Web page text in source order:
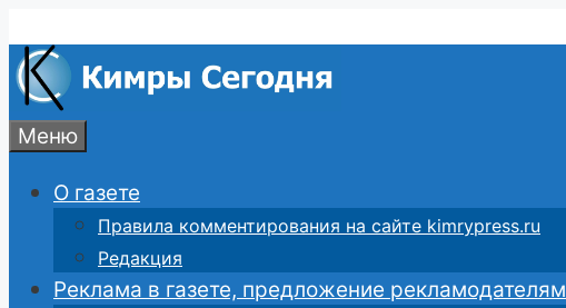
к
содержимому
Меню
О газете
Правила комментирования на сайте kimrypress.ru
Редакция
Реклама в газете, предложение рекламодателям